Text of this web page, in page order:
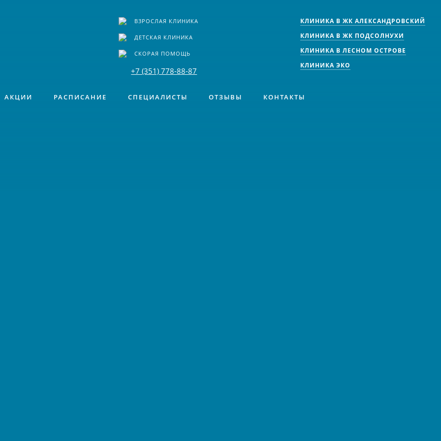
ВЗРОСЛАЯ КЛИНИКА
ДЕТСКАЯ КЛИНИКА
СКОРАЯ ПОМОЩЬ
+7 (351) 778-88-87
КЛИНИКА В ЖК АЛЕКСАНДРОВСКИЙ
КЛИНИКА В ЖК ПОДСОЛНУХИ
КЛИНИКА В ЛЕСНОМ ОСТРОВЕ
КЛИНИКА ЭКО
АКЦИИ РАСПИСАНИЕ СПЕЦИАЛИСТЫ ОТЗЫВЫ КОНТАКТЫ